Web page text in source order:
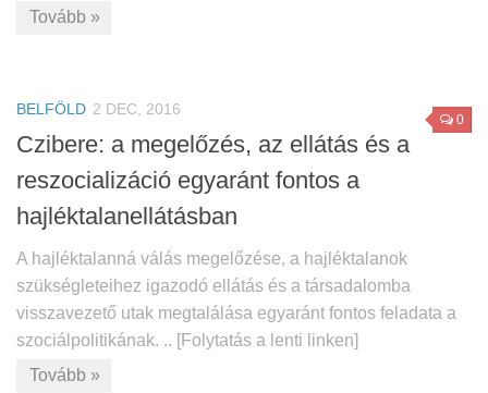
Tovább »
0
BELFÖLD 2 DEC, 2016
Czibere: a megelőzés, az ellátás és a
reszocializáció egyaránt fontos a
hajléktalanellátásban
A hajléktalanná válás megelőzése, a hajléktalanok
szükségleteihez igazodó ellátás és a társadalomba
visszavezető utak megtalálása egyaránt fontos feladata a
szociálpolitikának. .. [Folytatás a lenti linken]
Tovább »